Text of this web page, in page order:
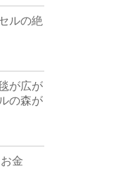
ルの絶
が広が
の森が
金